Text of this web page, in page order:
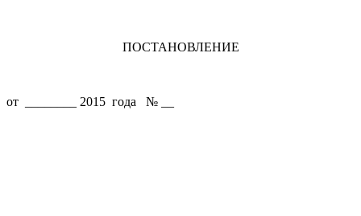
ПОСТАНОВЛЕНИЕ
от ________ 2015 года № __